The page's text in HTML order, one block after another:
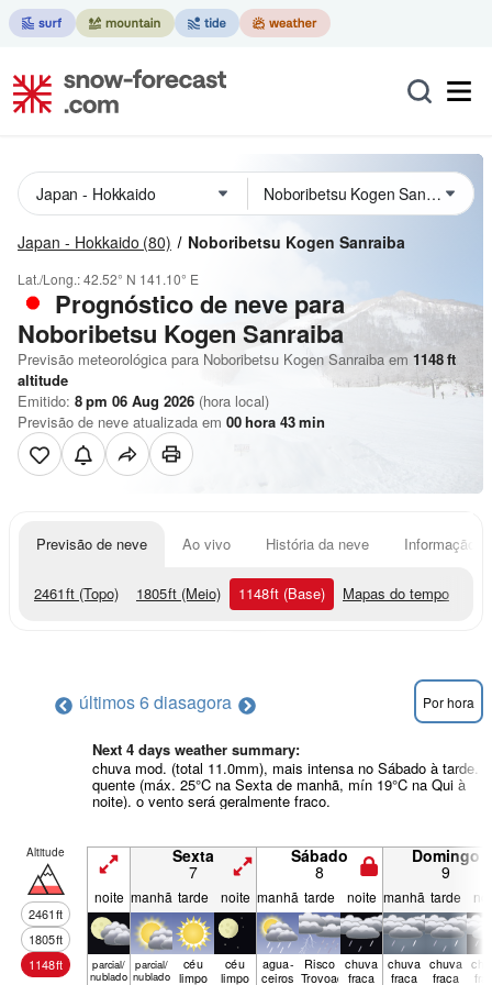
Japan - Hokkaido (80) Noboribetsu Kogen Sanraiba
Lat./Long.:42.52° N 141.10° E
Prognóstico de neve para
Noboribetsu Kogen Sanraiba
Previsão meteorológica para Noboribetsu Kogen Sanraiba em 1148ft
altitude
Emitido: 8 pm 06 Aug 2026 (hora local)
Previsão de neve atualizada em 00hora 43min
Previsão de neve Ao vivo História da neve Informação
2461ft (Topo) 1805ft (Meio) 1148ft (Base) Mapas do tempo
últimos 6 diasagora Por hora
Next 4 days weather summary:
chuva mod. (total 11.0mm), mais intensa no Sábado à tarde.
quente (máx. 25°C na Sexta de manhã, mín 19°C na Qui à
noite). o vento será geralmente fraco.
Altitude
2461ft
1805ft
1148ft
Sexta
7
Sábado
8
Domingo
9
noite manhã tarde noite manhã tarde noite manhã tarde
parcial/
nublado
parcial/
nublado
céu
limpo
céu
limpo
agua­
ceiros
Risco
Trovoada
chuva
fraca
chuva
fraca
chuva
fraca